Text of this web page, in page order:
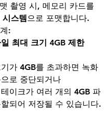
촬영 시, 메모리 카드를
스템 으로 포맷합니다.
:
최대 크기 4GB 제한
가 4GB를 초과하면 녹화
로 중단되거나
이크가 여러 개의 4GB 파
되어 저장될 수 있습니다.